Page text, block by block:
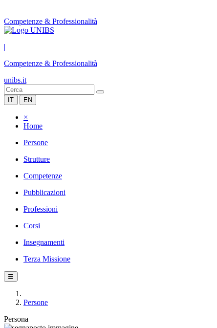
Competenze & Professionalità
|
Competenze & Professionalità
unibs.it
IT EN
×
Home
Persone
Strutture
Competenze
Pubblicazioni
Professioni
Corsi
Insegnamenti
Terza Missione
☰
Persone
Persona